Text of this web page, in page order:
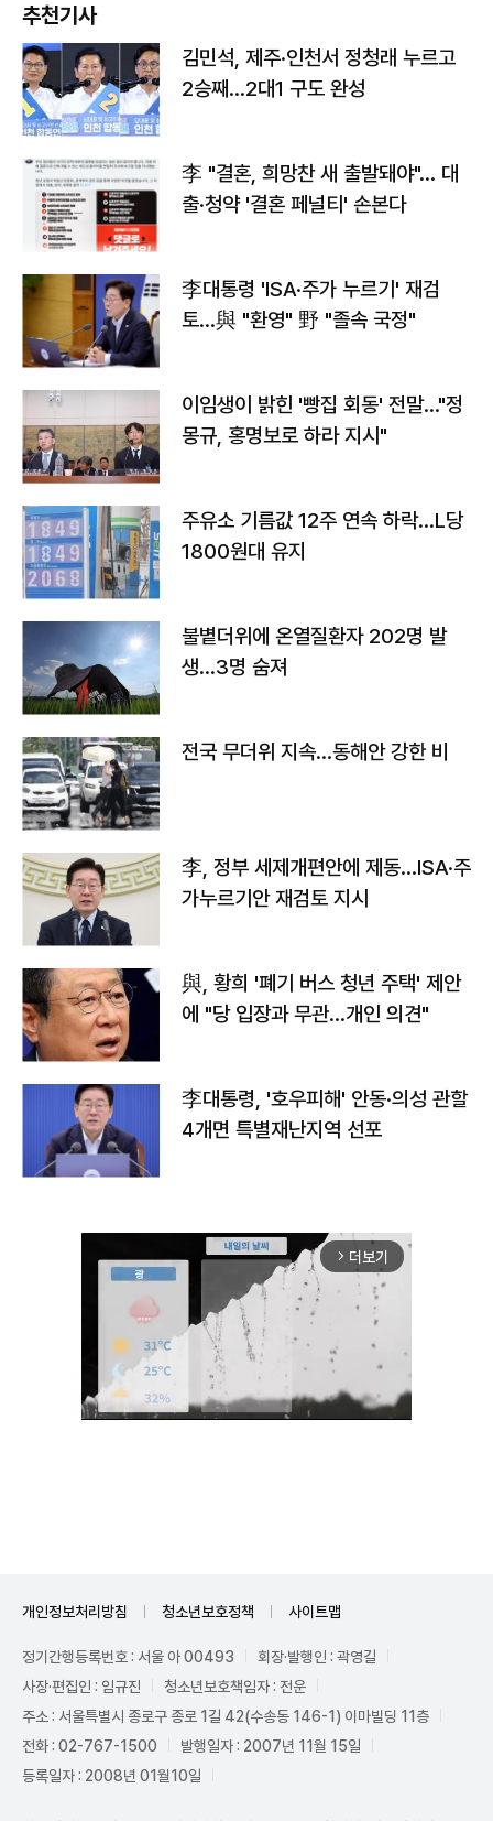
추천기사
김민석, 제주·인천서 정청래 누르고
2승째…2대1 구도 완성
李 "결혼, 희망찬 새 출발돼야"… 대
출·청약 '결혼 페널티' 손본다
李대통령 'ISA·주가 누르기' 재검
토…與 "환영" 野 "졸속 국정"
이임생이 밝힌 '빵집 회동' 전말…"정
몽규, 홍명보로 하라 지시"
주유소 기름값 12주 연속 하락…L당
1800원대 유지
불볕더위에 온열질환자 202명 발
생…3명 숨져
전국 무더위 지속…동해안 강한 비
李, 정부 세제개편안에 제동…ISA·주
가누르기안 재검토 지시
與, 황희 '폐기 버스 청년 주택' 제안
에 "당 입장과 무관…개인 의견"
李대통령, '호우피해' 안동·의성 관할
4개면 특별재난지역 선포
arrow_forward_ios 더보기
개인정보처리방침 청소년보호정책 사이트맵
정기간행등록번호 : 서울 아 00493
회장·발행인 : 곽영길
사장·편집인 : 임규진
청소년보호책임자 : 전운
주소 : 서울특별시 종로구 종로 1길 42(수송동 146-1) 이마빌딩 11층
전화 : 02-767-1500
발행일자 : 2007년 11월 15일
등록일자 : 2008년 01월10일